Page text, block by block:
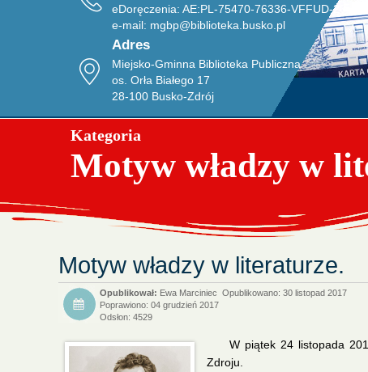
eDoręczenia: AE:PL-75470-76336-VFFUD-20
e-mail: mgbp@biblioteka.busko.pl
Adres
Miejsko-Gminna Biblioteka Publiczna
os. Orła Białego 17
28-100 Busko-Zdrój
Kategoria
Motyw władzy w
Motyw władzy w literaturze.
Ewa Marciniec Opublikowano: 30 listopad 2017
Poprawiono: 04 grudzień 2017
Odsłon: 4529
W piątek 24 listopada
Zdroju.